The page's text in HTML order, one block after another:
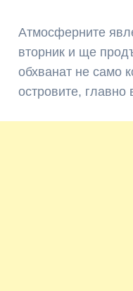
Атмосферните
вторник и ще
обхванат не само
островите, главно